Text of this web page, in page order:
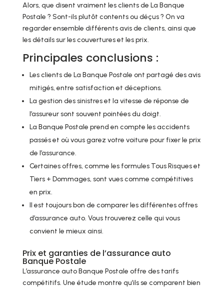
Alors, que disent vraiment les clients de La Banque
Postale ? Sont-ils plutôt contents ou déçus ? On va
regarder ensemble différents avis de clients, ainsi que
les détails sur les couvertures et les prix.
Principales conclusions :
Les clients de La Banque Postale ont partagé des avis
mitigés, entre satisfaction et déceptions.
La gestion des sinistres et la vitesse de réponse de
l’assureur sont souvent pointées du doigt.
La Banque Postale prend en compte les accidents
passés et où vous garez votre voiture pour fixer le prix
de l’assurance.
Certaines offres, comme les formules Tous Risques et
Tiers + Dommages, sont vues comme compétitives
en prix.
Il est toujours bon de comparer les différentes offres
d’assurance auto. Vous trouverez celle qui vous
convient le mieux ainsi.
Prix et garanties de l’assurance auto
Banque Postale
L’assurance auto Banque Postale offre des tarifs
compétitifs. Une étude montre qu’ils se comparent bien